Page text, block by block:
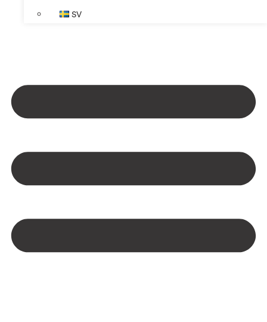
SV